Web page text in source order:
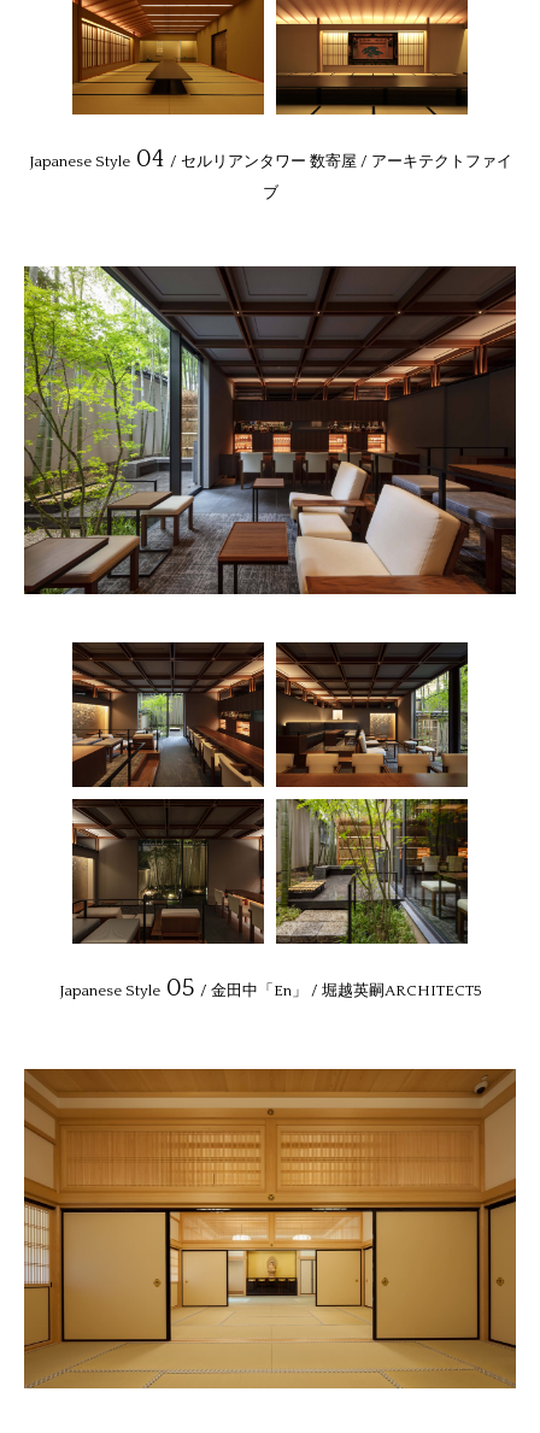
Japanese Style 04 / セルリアンタワー 数寄屋 / アーキテクトファイ
ブ
Japanese Style 05 / 金田中「En」 / 堀越英嗣ARCHITECT5